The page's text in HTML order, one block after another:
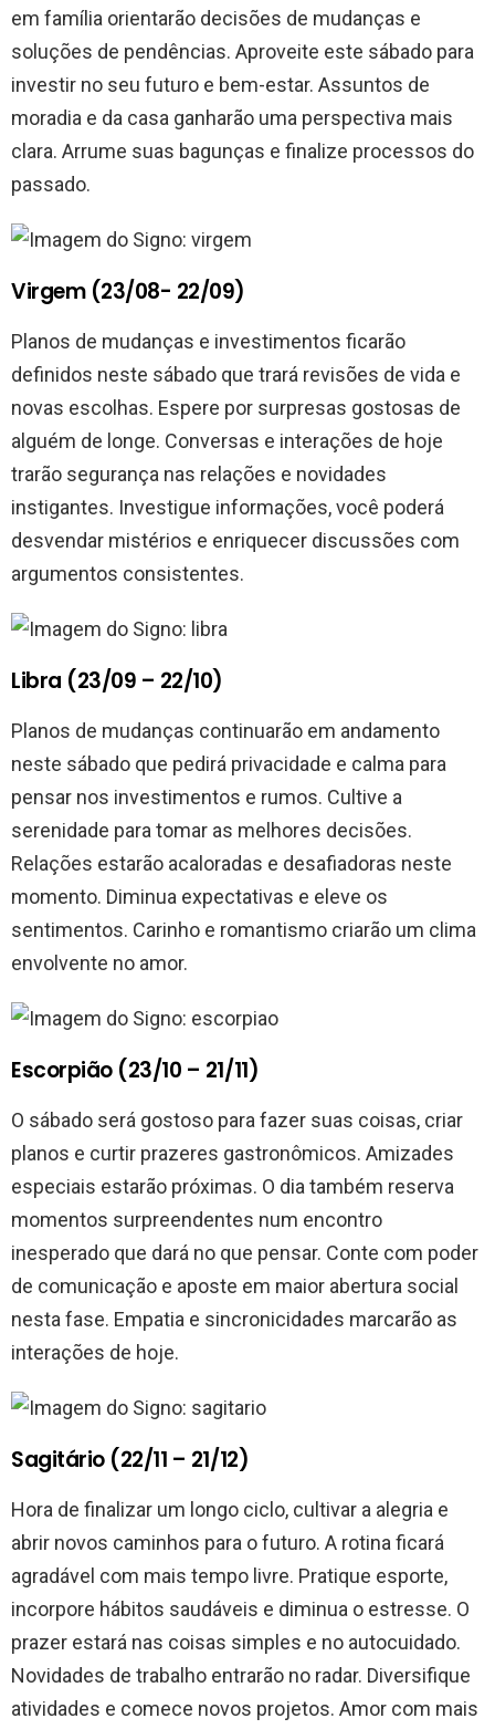
em família orientarão decisões de mudanças e
soluções de pendências. Aproveite este sábado para
investir no seu futuro e bem-estar. Assuntos de
moradia e da casa ganharão uma perspectiva mais
clara. Arrume suas bagunças e finalize processos do
passado.
Virgem (23/08- 22/09)
Planos de mudanças e investimentos ficarão
definidos neste sábado que trará revisões de vida e
novas escolhas. Espere por surpresas gostosas de
alguém de longe. Conversas e interações de hoje
trarão segurança nas relações e novidades
instigantes. Investigue informações, você poderá
desvendar mistérios e enriquecer discussões com
argumentos consistentes.
Libra (23/09 – 22/10)
Planos de mudanças continuarão em andamento
neste sábado que pedirá privacidade e calma para
pensar nos investimentos e rumos. Cultive a
serenidade para tomar as melhores decisões.
Relações estarão acaloradas e desafiadoras neste
momento. Diminua expectativas e eleve os
sentimentos. Carinho e romantismo criarão um clima
envolvente no amor.
Escorpião (23/10 – 21/11)
O sábado será gostoso para fazer suas coisas, criar
planos e curtir prazeres gastronômicos. Amizades
especiais estarão próximas. O dia também reserva
momentos surpreendentes num encontro
inesperado que dará no que pensar. Conte com poder
de comunicação e aposte em maior abertura social
nesta fase. Empatia e sincronicidades marcarão as
interações de hoje.
Sagitário (22/11 – 21/12)
Hora de finalizar um longo ciclo, cultivar a alegria e
abrir novos caminhos para o futuro. A rotina ficará
agradável com mais tempo livre. Pratique esporte,
incorpore hábitos saudáveis e diminua o estresse. O
prazer estará nas coisas simples e no autocuidado.
Novidades de trabalho entrarão no radar. Diversifique
atividades e comece novos projetos. Amor com mais